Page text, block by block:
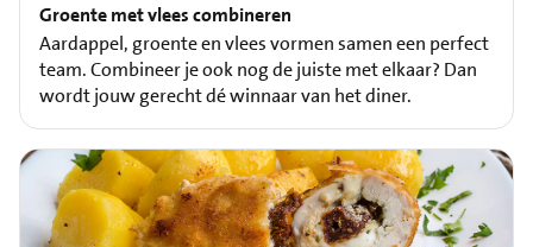
Groente met vlees combineren
Aardappel, groente en vlees vormen samen een perfect
team. Combineer je ook nog de juiste met elkaar? Dan
wordt jouw gerecht dé winnaar van het diner.